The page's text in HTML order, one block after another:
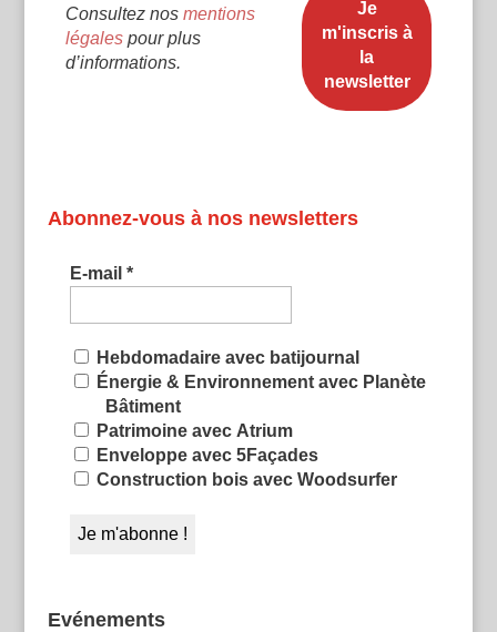
Consultez nos mentions
légalespour plus
d’informations.
Abonnez-vous à nos newsletters
E-mail *
Hebdomadaire avec batijournal
Énergie & Environnement avec Planète
Bâtiment
Patrimoine avec Atrium
Enveloppe avec 5Façades
Construction bois avec Woodsurfer
Evénements